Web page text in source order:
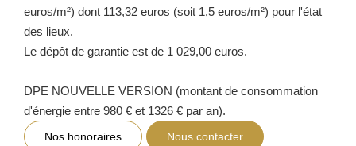
euros/m²) dont 113,32 euros (soit 1,5 euros/m²) pour l'état
des lieux.
Le dépôt de garantie est de 1 029,00 euros.
DPE NOUVELLE VERSION (montant de consommation
d'énergie entre 980 € et 1326 € par an).
Nos honoraires Nous contacter